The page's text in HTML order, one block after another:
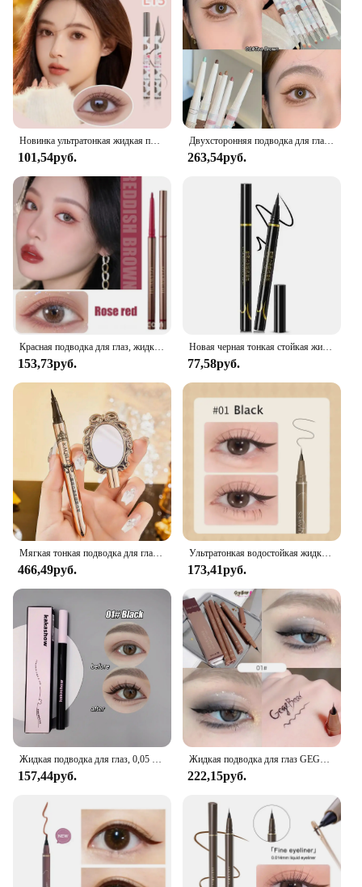
Новинка ультратонкая жидкая подводка для глаз фиолетовые синие тени Карандаш корейский макияж для женщин быстросохнущая гладкая Лежащая шелковая ручка для ресниц
101,54руб.
Двухсторонняя подводка для глаз, египетская, искусственная гелевая ручка, быстросохнущая подводка для глаз из шелкопряда, карандаш, чайные коричневые тени для глаз, макияж
263,54руб.
Красная подводка для глаз, жидкая гелевая ручка, водостойкая, стойкая, быстросохнущая, Гладкий макияж, красивая матовая подводка для глаз, карандаш для глаз, косметика
153,73руб.
Новая черная тонкая стойкая жидкая подводка для глаз водная ручка водонепроницаемые быстросохнущие инструменты для макияжа
77,58руб.
Мягкая тонкая подводка для глаз карандаш с зеркалом быстросохнущая стойкая черная водостойкая Корейская подводка для глаз для макияжа
466,49руб.
Ультратонкая водостойкая жидкая подводка для глаз корейский макияж для женщин быстросохнущая гладкая подводка для глаз долговечная Нижняя ресница косметика
173,41руб.
Жидкая подводка для глаз, 0,05 мм, матовая гладкая быстросохнущая водостойкая ультратонкая подводка для глаз, зеркальная ручка, не размазывающаяся, корейский макияж
157,44руб.
Жидкая подводка для глаз GEGE BEAR, водостойкая жидкая подводка для глаз для ежедневного использования, стойкая к размазыванию, долговечная подводка для глаз
222,15руб.